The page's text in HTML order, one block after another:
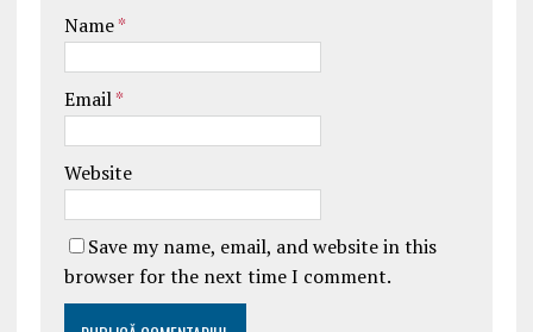
Name*
Email*
Website
Save my name, email, and website in this
browser for the next time I comment.